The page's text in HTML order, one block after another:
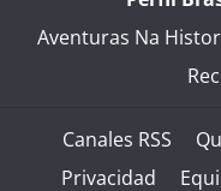
Aventuras Na
Canales RSS
Privacidad